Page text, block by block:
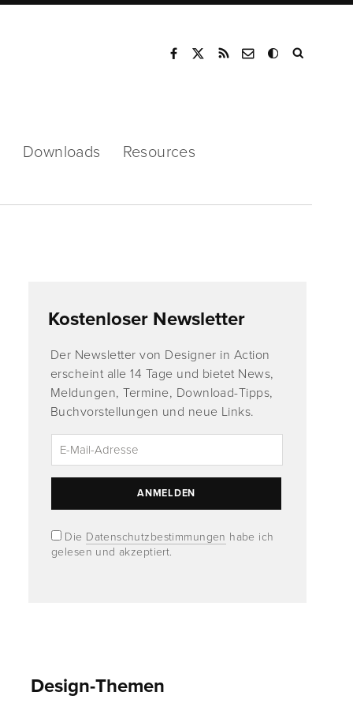
Downloads Resources
Kostenloser Newsletter
Der Newsletter von Designer in Action
erscheint alle 14 Tage und bietet News,
Meldungen, Termine, Download-Tipps,
Buchvorstellungen und neue Links.
Die Datenschutzbestimmungen habe ich
gelesen und akzeptiert.
Design-Themen